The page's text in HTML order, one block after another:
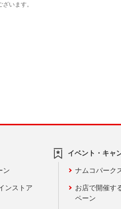
ン
ンストア
イベント・キャ
ナムコパーク
お店で開催す
ペーン